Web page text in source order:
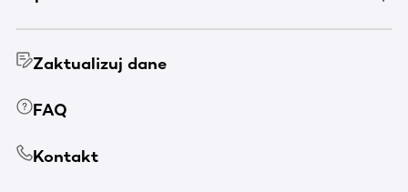
Zaktualizuj dane
FAQ
Kontakt